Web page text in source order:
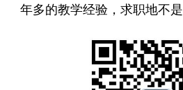
年多的教学经验，求职地不